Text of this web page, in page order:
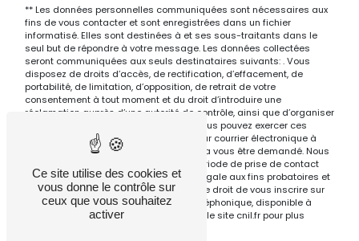
** Les données personnelles communiquées sont nécessaires aux
fins de vous contacter et sont enregistrées dans un fichier
informatisé. Elles sont destinées à et ses sous-traitants dans le
seul but de répondre à votre message. Les données collectées
seront communiquées aux seuls destinataires suivants: . Vous
disposez de droits d’accès, de rectification, d’effacement, de
portabilité, de limitation, d’opposition, de retrait de votre
consentement à tout moment et du droit d’introduire une
réclamation auprès d’une autorité de contrôle, ainsi que d’organiser
le sort de vos données post-mortem. Vous pouvez exercer ces
droits par voie postale à l'adresse ou par courrier électronique à
l'adresse . Un justificatif d'identité pourra vous être demandé. Nous
conservons vos données pendant la période de prise de contact
puis pendant la durée de prescription légale aux fins probatoires et
de gestion des contentieux. Vous avez le droit de vous inscrire sur
la liste d'opposition au démarchage téléphonique, disponible à
cette adresse:Bloctel.gouv.fr
. Consultez le site cnil.fr pour plus
Ce site utilise des cookies et
vous donne le contrôle sur
ceux que vous souhaitez
activer